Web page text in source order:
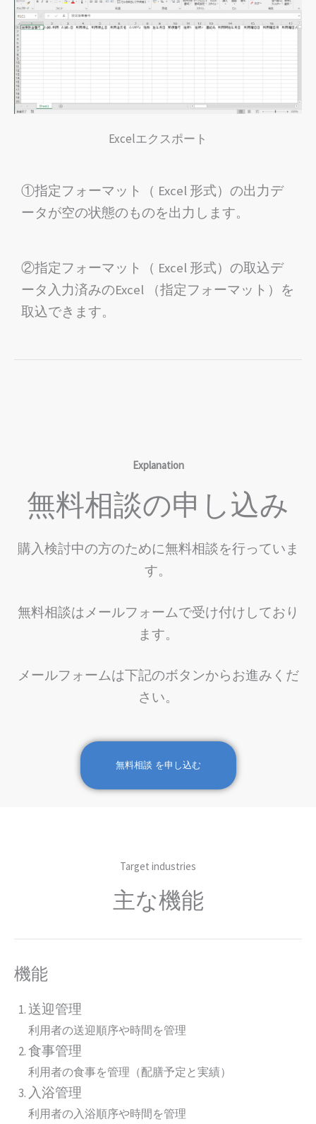
Excelエクスポート
①指定フォーマット（ Excel 形式）の出力デ
ータが空の状態のものを出力します。
②指定フォーマット（ Excel 形式）の取込デ
ータ入力済みのExcel （指定フォーマット）を
取込できます。
Explanation
無料相談の申し込み
購入検討中の方のために無料相談を行っていま
す。
無料相談は メールフォームで受け付けしており
ます。
メールフォームは下記のボタンからお進みくだ
さい。
無料相談 を申し込む
Target industries
主な機能
機能
送迎管理
利用者の送迎順序や時間を管理
食事管理
利用者の食事を管理（配膳予定と実績）
入浴管理
利用者の入浴順序や時間を管理